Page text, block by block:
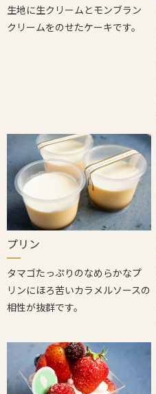
生地に生クリームとモンブラン
クリームをのせたケーキです。
プリン
タマゴたっぷりのなめらかなプ
リンにほろ苦いカラメルソースの
相性が抜群です。